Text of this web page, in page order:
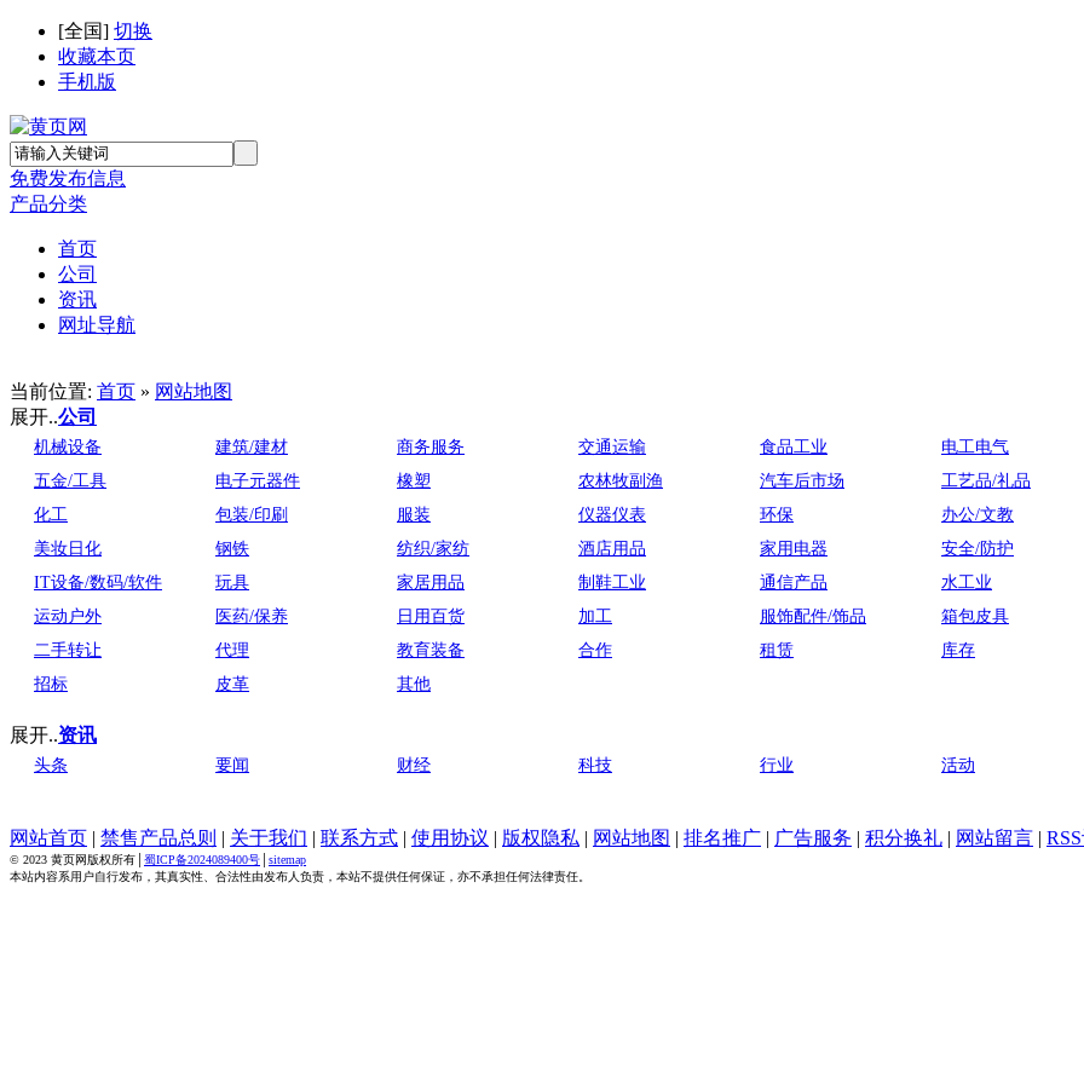
[全国] 切换
收藏本页
手机版
免费发布信息
产品分类
首页
公司
资讯
网址导航
当前位置: 首页 » 网站地图
展开..公司
机械设备 建筑/建材 商务服务 交通运输 食品工业
电工电气
五金/工具
电子元器件 橡塑 农林牧副渔 汽车后市场
工艺品/礼品
化工
包装/印刷 服装 仪器仪表 环保
办公/文教
美妆日化
钢铁 纺织/家纺 酒店用品 家用电器
安全/防护
IT设备/数码/软件
玩具 家居用品 制鞋工业 通信产品
水工业
运动户外
医药/保养 日用百货 加工 服饰配件/饰品
箱包皮具
二手转让
代理 教育装备 合作 租赁
库存
招标
皮革 其他
展开..资讯
头条 要闻 财经 科技 行业 活动
网站首页 | 禁售产品总则 | 关于我们 | 联系方式 | 使用协议 | 版权隐私 | 网站地图 | 排名推广 | 广告服务 | 积分换礼 | 网站留言 |
© 2023 黄页网版权所有│ 蜀ICP备2024089400号
sitemap
本站内容系用户自行发布，其真实性、合法性由发布人负责，本站不提供任何保证，亦不承担任何法律责任。